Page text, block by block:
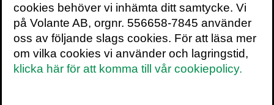
Tänk som ett freakär Steven Levitt och
Stephen Dubners, hjärnorna bakom
Freakonomics-konceptet, mest
revolutionerande bok hittills. På sitt unika
cookies behöver vi inhämta ditt samtycke. Vi
på Volante AB, orgnr. 556658-7845 använder
oss av följande slags cookies. För att läsa mer
om vilka cookies vi använder och lagringstid,
klicka här för att komma till vår cookiepolicy.